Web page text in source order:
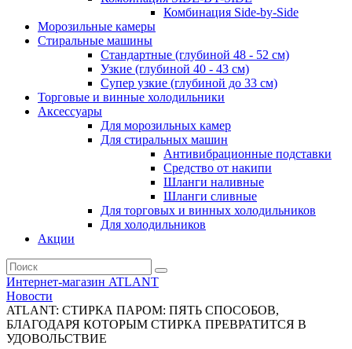
Комбинация Side-by-Side
Морозильные камеры
Стиральные машины
Стандартные (глубиной 48 - 52 см)
Узкие (глубиной 40 - 43 см)
Супер узкие (глубиной до 33 см)
Торговые и винные холодильники
Аксессуары
Для морозильных камер
Для стиральных машин
Антивибрационные подставки
Средство от накипи
Шланги наливные
Шланги сливные
Для торговых и винных холодильников
Для холодильников
Акции
Интернет-магазин ATLANT
Новости
ATLANT: СТИРКА ПАРОМ: ПЯТЬ СПОСОБОВ,
БЛАГОДАРЯ КОТОРЫМ СТИРКА ПРЕВРАТИТСЯ В
УДОВОЛЬСТВИЕ